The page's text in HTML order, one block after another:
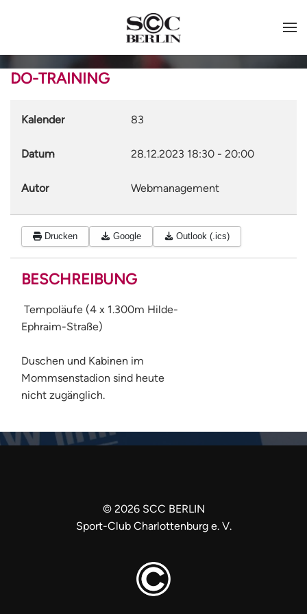
DO-TRAINING
Kalender 83
Datum 28.12.2023 18:30 - 20:00
Autor Webmanagement
Drucken Google Outlook (.ics)
BESCHREIBUNG
Tempoläufe (4 x 1.300m Hilde-
Ephraim-Straße)
Duschen und Kabinen im
Mommsenstadion sind heute
nicht zugänglich.
© 2026SCC BERLIN
Sport-Club Charlottenburg e. V.